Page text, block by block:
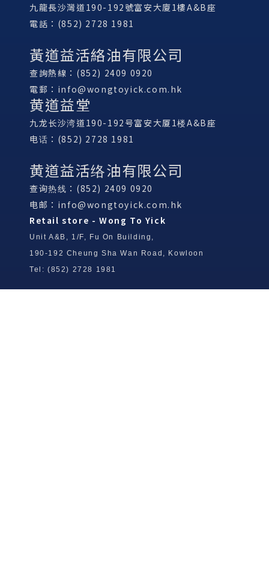
九龍長沙灣道190-192號富安大廈1樓A&B座
電話：(852) 2728 1981
黃道益活絡油有限公司
查詢熱線：(852) 2409 0920
電郵： info@wongtoyick.com.hk
黄道益堂
九龙长沙湾道190-192号富安大厦1楼A&B座
电话：(852) 2728 1981
黄道益活络油有限公司
查询热线：(852) 2409 0920
电邮： info@wongtoyick.com.hk
Retail store - Wong To Yick
Unit A&B, 1/F, Fu On Building,
190-192 Cheung Sha Wan Road, Kowloon
Tel: (852) 2728 1981